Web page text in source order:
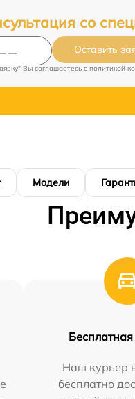
со
Оставить
Вы соглашаетесь c политикой
Модели
Наш курьер
бесплатно